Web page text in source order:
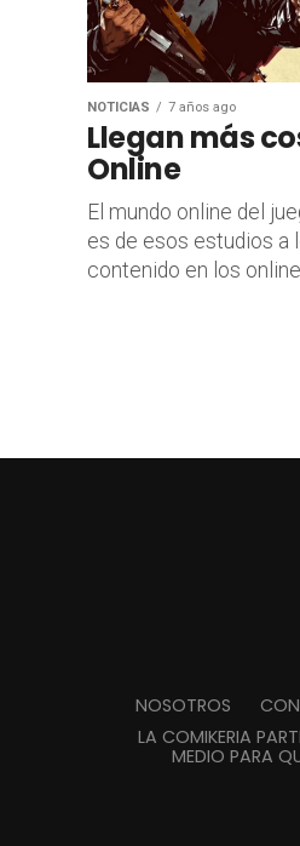
NOTICIAS 7 años ago
Llegan más
Online
El mundo online del
es de esos estudios a
contenido en los
NOSOTROS
LA COMIKERIA
MEDIO PARA